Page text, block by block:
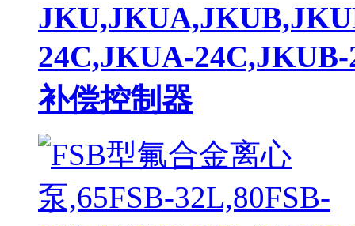
24C,JKUA-
补偿控制器